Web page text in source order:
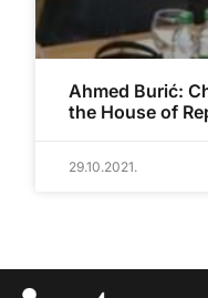
Ahmed Burić:
the House of
29.10.2021.